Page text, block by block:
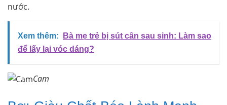
nước.
Xem thêm:
Bà mẹ trẻ bị sút cân sau sinh: Làm sao
để lấy lại vóc dáng?
Cam